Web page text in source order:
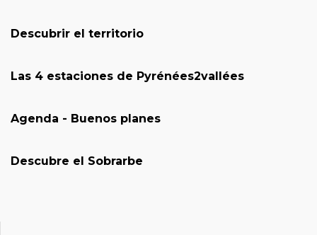
Descubrir el territorio
Las 4 estaciones de Pyrénées2vallées
Agenda - Buenos planes
Descubre el Sobrarbe